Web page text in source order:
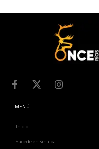
MENÚ
Inicio
Sucede en Sinaloa